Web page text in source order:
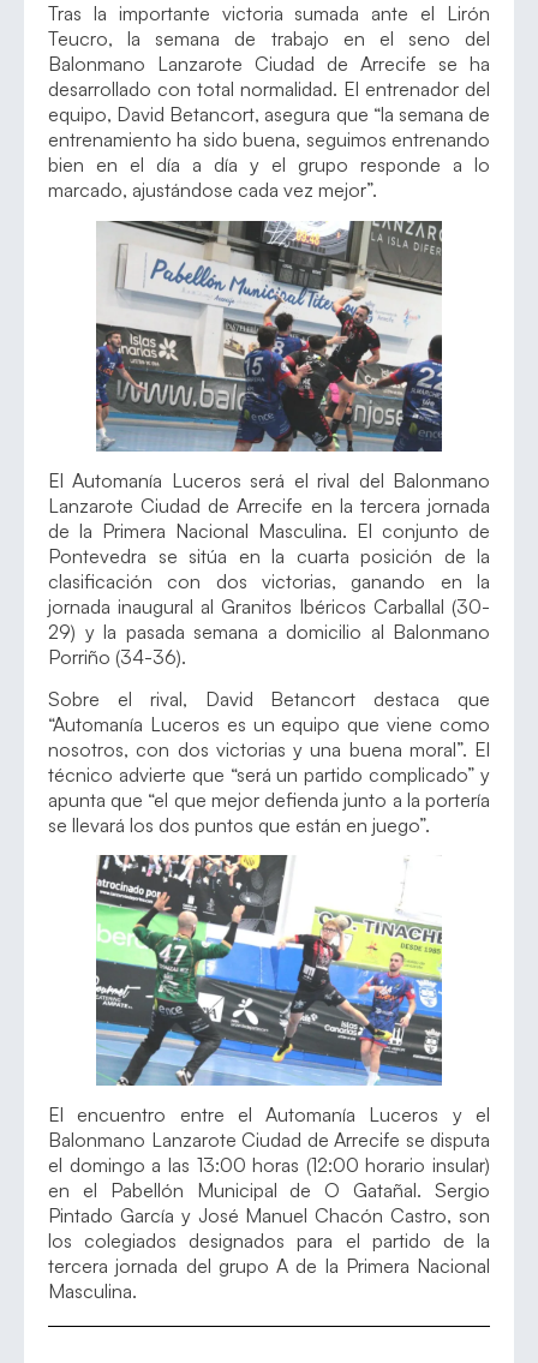
Tras la importante victoria sumada ante el Lirón
Teucro, la semana de trabajo en el seno del
Balonmano Lanzarote Ciudad de Arrecife se ha
desarrollado con total normalidad. El entrenador del
equipo, David Betancort, asegura que “la semana de
entrenamiento ha sido buena, seguimos entrenando
bien en el día a día y el grupo responde a lo
marcado, ajustándose cada vez mejor”.
El Automanía Luceros será el rival del Balonmano
Lanzarote Ciudad de Arrecife en la tercera jornada
de la Primera Nacional Masculina. El conjunto de
Pontevedra se sitúa en la cuarta posición de la
clasificación con dos victorias, ganando en la
jornada inaugural al Granitos Ibéricos Carballal (30-
29) y la pasada semana a domicilio al Balonmano
Porriño (34-36).
Sobre el rival, David Betancort destaca que
“Automanía Luceros es un equipo que viene como
nosotros, con dos victorias y una buena moral”. El
técnico advierte que “será un partido complicado” y
apunta que “el que mejor defienda junto a la portería
se llevará los dos puntos que están en juego”.
El encuentro entre el Automanía Luceros y el
Balonmano Lanzarote Ciudad de Arrecife se disputa
el domingo a las 13:00 horas (12:00 horario insular)
en el Pabellón Municipal de O Gatañal. Sergio
Pintado García y José Manuel Chacón Castro, son
los colegiados designados para el partido de la
tercera jornada del grupo A de la Primera Nacional
Masculina.